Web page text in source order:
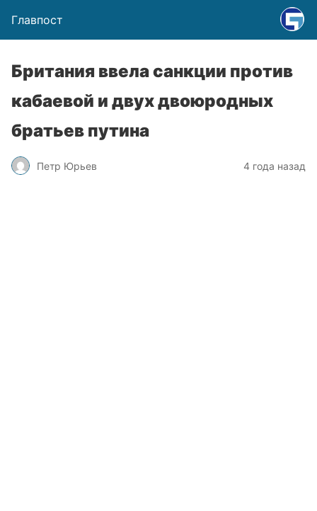
Главпост
Британия ввела санкции против
кабаевой и двух двоюродных
братьев путина
Петр Юрьев 4 года назад